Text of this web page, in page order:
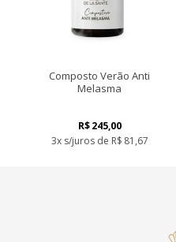
Composto Verão Anti
Melasma
R$ 245,00
3x s/juros de R$ 81,67